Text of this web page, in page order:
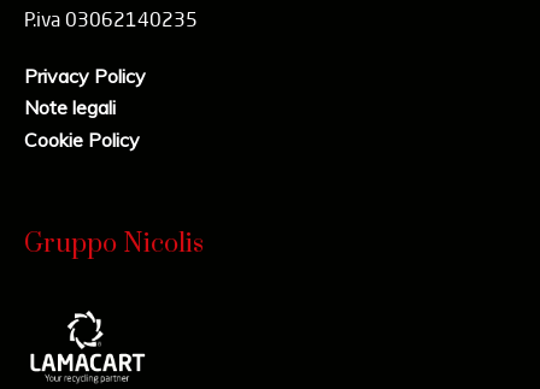
P.iva 03062140235
Privacy Policy
Note legali
Cookie Policy
Gruppo Nicolis